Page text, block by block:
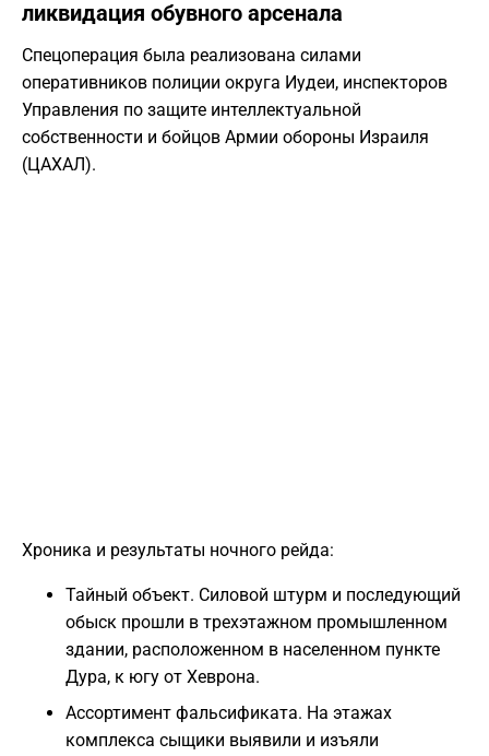
ликвидация обувного арсенала
Спецоперация была реализована силами
оперативников полиции округа Иудеи, инспекторов
Управления по защите интеллектуальной
собственности и бойцов Армии обороны Израиля
(ЦАХАЛ).
Хроника и результаты ночного рейда:
Тайный объект. Силовой штурм и последующий
обыск прошли в трехэтажном промышленном
здании, расположенном в населенном пункте
Дура, к югу от Хеврона.
Ассортимент фальсификата. На этажах
комплекса сыщики выявили и изъяли